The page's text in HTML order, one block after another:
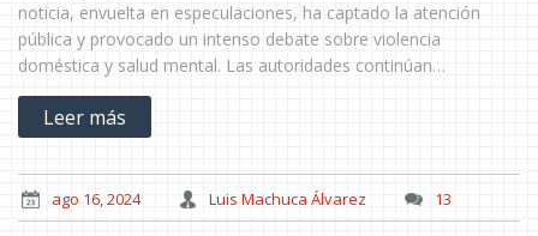
noticia, envuelta en especulaciones, ha captado la atención
pública y provocado un intenso debate sobre violencia
doméstica y salud mental. Las autoridades continúan
investigando para esclarecer los hechos.
Leer más
ago 16, 2024 Luis Machuca Álvarez 13